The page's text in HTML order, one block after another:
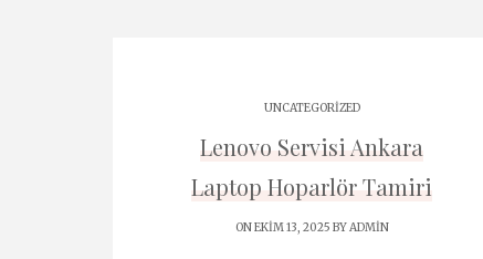
UNCATEGORIZED
Lenovo Servisi Ankara
Laptop Hoparlör Tamiri
ON EKIM 13, 2025 BYADMIN